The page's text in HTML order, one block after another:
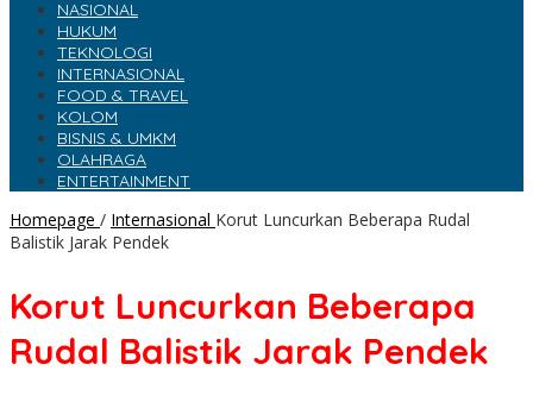
NASIONAL
HUKUM
TEKNOLOGI
INTERNASIONAL
FOOD & TRAVEL
KOLOM
BISNIS & UMKM
OLAHRAGA
ENTERTAINMENT
Homepage / Internasional Korut Luncurkan Beberapa Rudal
Balistik Jarak Pendek
Korut Luncurkan Beberapa
Rudal Balistik Jarak Pendek